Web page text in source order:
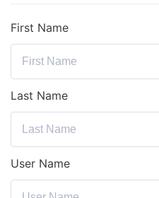
First Name
Last Name
User Name